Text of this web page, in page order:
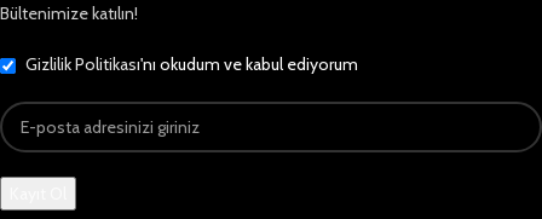
Bültenimize katılın!
Gizlilik Politikası'nı okudum ve kabul ediyorum